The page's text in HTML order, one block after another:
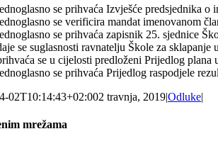
se prihvaća Izvješće predsjednika
se verificira mandat imenovanom
se prihvaća zapisnik 25. sjednice
se suglasnosti ravnatelju Škole za
se u cijelosti predloženi Prijedlog plana
se prihvaća Prijedlog raspodjele
02T10:14:43+02:002 travnja, 2019|Odluke|
mrežama